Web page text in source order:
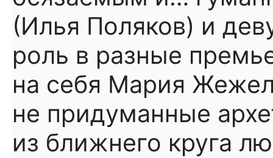
(Илья Поляков) и
роль в разные
на себя Мария
не придуманные
из ближнего круга